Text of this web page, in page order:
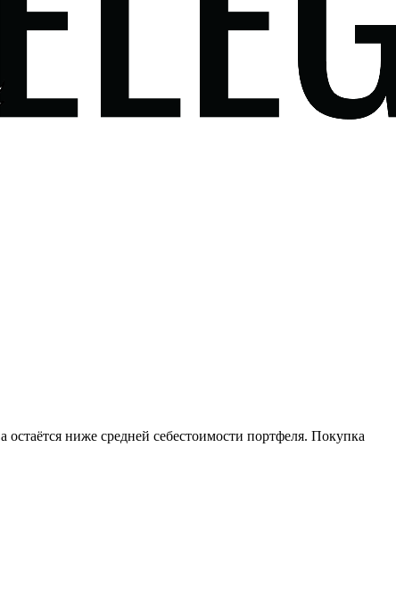
ниже средней себестоимости портфеля. Покупка